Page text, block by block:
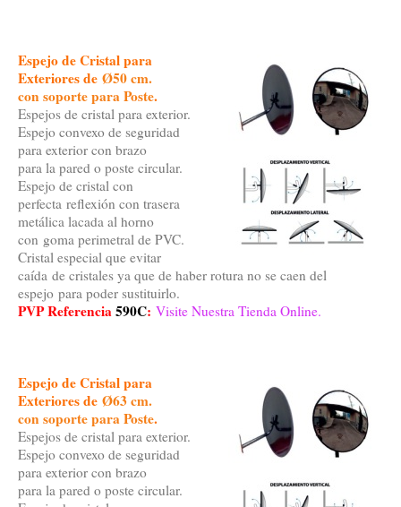
Espejo de Cristal para
Exteriores de Ø50 cm.
con soporte para Poste.
Espejos de cristal para exterior.
Espejo convexo de seguridad
para exterior con brazo
para la pared o poste circular.
Espejo de cristal con
perfecta reflexión con trasera
metálica lacada al horno
con goma perimetral de PVC.
Cristal especial que evitar
caída de cristales ya que de haber rotura no se caen del
espejo para poder sustituirlo.
PVP Referencia590C: Visite Nuestra Tienda Online.
Espejo de Cristal para
Exteriores de Ø63 cm.
con soporte para Poste.
Espejos de cristal para exterior.
Espejo convexo de seguridad
para exterior con brazo
para la pared o poste circular.